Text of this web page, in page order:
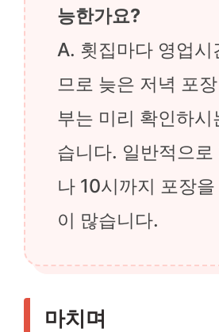
능한가요?
A. 횟집마다 영업시
므로 늦은 저녁 포
부는 미리 확인하시
습니다. 일반적으로
나 10시까지 포장
이 많습니다.
마치며